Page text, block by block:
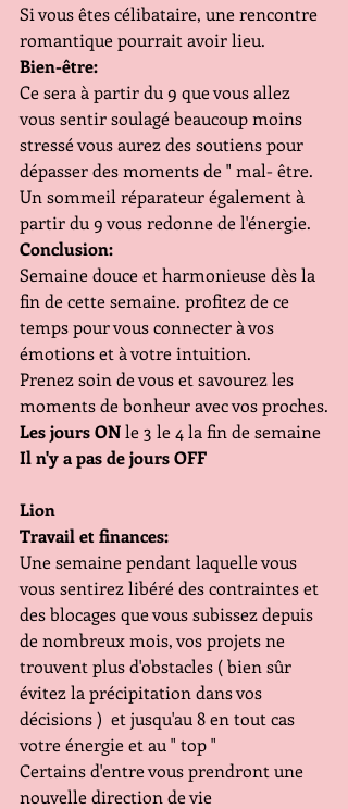
Si vous êtes célibataire, une rencontre
romantique pourrait avoir lieu.
Bien-être:
Ce sera à partir du 9 que vous allez
vous sentir soulagé beaucoup moins
stressé vous aurez des soutiens pour
dépasser des moments de " mal- être.
Un sommeil réparateur également à
partir du 9 vous redonne de l'énergie.
Conclusion:
Semaine douce et harmonieuse dès la
fin de cette semaine. profitez de ce
temps pour vous connecter à vos
émotions et à votre intuition.
Prenez soin de vous et savourez les
moments de bonheur avec vos proches.
Les jours ON le 3 le 4 la fin de semaine
Il n'y a pas de jours OFF
Lion
Travail et finances:
Une semaine pendant laquelle vous
vous sentirez libéré des contraintes et
des blocages que vous subissez depuis
de nombreux mois, vos projets ne
trouvent plus d'obstacles ( bien sûr
évitez la précipitation dans vos
décisions )  et jusqu'au 8 en tout cas
votre énergie et au " top "
Certains d'entre vous prendront une
nouvelle direction de vie